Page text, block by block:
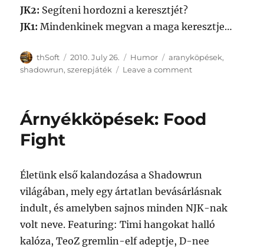
JK2: Segíteni hordozni a keresztjét?
JK1: Mindenkinek megvan a maga keresztje…
Author
thSoft
Posted
on
2010. July 26. Categories
Humor Tags
aranyköpések,
shadowrun,szerepjáték Leave a commenton
árnyak
Árnyékköpések: Food
Fight
Életünk első kalandozása a Shadowrun
világában, mely egy ártatlan bevásárlásnak
indult, és amelyben sajnos minden NJK-nak
volt neve. Featuring: Timi hangokat halló
kalóza, TeoZ gremlin-elf adeptje, D-nee